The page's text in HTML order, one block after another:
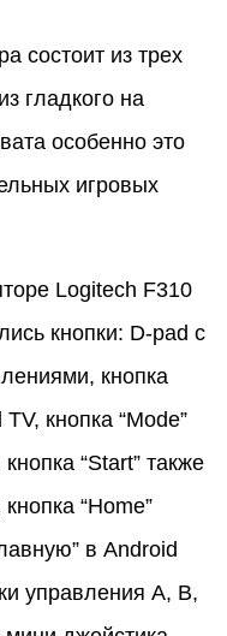
состоит из трех
гладкого на
особенно это
игровых
Logitech F310
кнопки: D-pad с
кнопка
кнопка “Mode”
“Start” также
“Home”
в Android
управления A, B,